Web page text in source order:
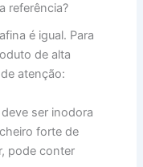
referência?
é igual. Para
de alta
atenção:
ser inodora
forte de
pode conter